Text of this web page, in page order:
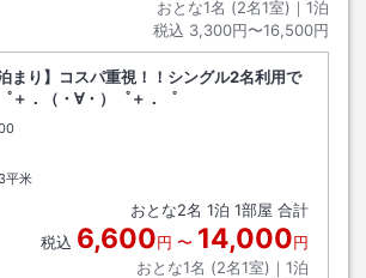
おとな1名 (2名1室)｜ 1泊
税込 3,300円〜16,500円
まり】コスパ重視！！シングル2名利用で
＋．（・∀・）゜＋．゜
ックアウト
平米
おとな2名 1泊 1部屋 合計
税込 6,600円 〜 14,000円
おとな1名 (2名1室)｜ 1泊